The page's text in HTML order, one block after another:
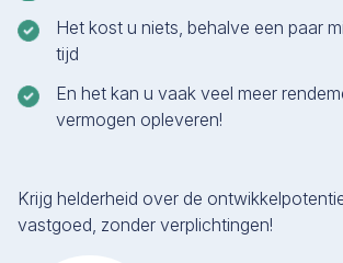
Het kost u niets, behalve een paar
tijd
En het kan u vaak veel meer
vermogen opleveren!
Krijg helderheid over de
vastgoed, zonder verplichtingen!